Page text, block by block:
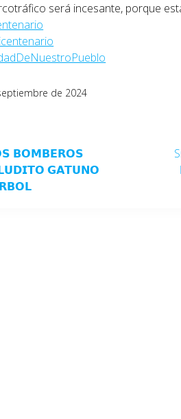
será incesante, porque
de 2024
𝗕𝗢𝗠𝗕𝗘𝗥𝗢𝗦
𝗚𝗔𝗧𝗨𝗡𝗢